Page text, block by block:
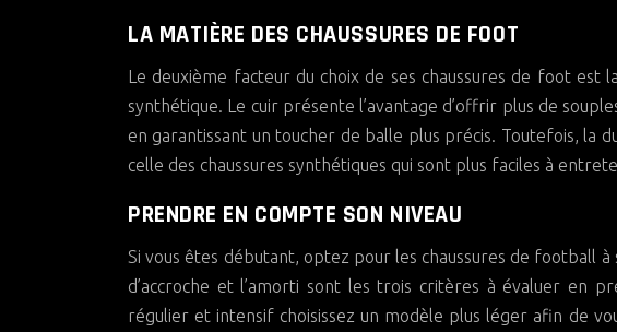
LA MATIÈRE DES CHAUSSURES DE FOOT
Le deuxième facteur du choix de ses chaussures de foot
synthétique. Le cuir présente l’avantage d’offrir plus de
en garantissant un toucher de balle plus précis. Toutefois, la
celle des chaussures synthétiques qui sont plus faciles à
PRENDRE EN COMPTE SON NIVEAU
Si vous êtes débutant, optez pour les chaussures de football
d’accroche et l’amorti sont les trois critères à évaluer en
régulier et intensif choisissez un modèle plus léger afin de